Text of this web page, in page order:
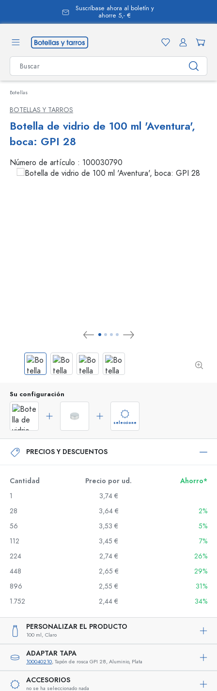
Suscríbase ahora al boletín y
ahorre 5,- €
Botellas
BOTELLAS Y TARROS
Botella de vidrio de 100 ml 'Aventura',
boca: GPI 28
Número de artículo : 100030790
Su configuración
seleccione
PRECIOS Y DESCUENTOS
Cantidad Precio por ud.
Ahorro*
1
3,74 €
28
3,64 €
2%
56
3,53 €
5%
112
3,45 €
7%
224
2,74 €
26%
448
2,65 €
29%
896
2,55 €
31%
1.752
2,44 € 34%
PERSONALIZAR EL PRODUCTO
100 ml, Claro
ADAPTAR TAPA
100040210, Tapón de rosca GPI 28, Aluminio, Plata
ACCESORIOS
no se ha seleccionado nada